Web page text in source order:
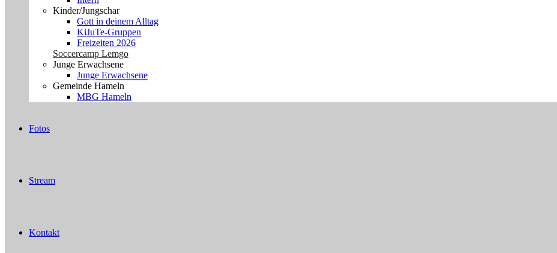
Kinder/Jungschar
Gott in deinem Alltag
KiJuTe-Gruppen
Freizeiten 2026
Soccercamp Lemgo
Junge Erwachsene
Junge Erwachsene
Gemeinde Hameln
MBG Hameln
Fotos
Stream
Kontakt